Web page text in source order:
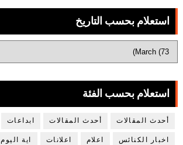
استعلام بحسب التاريخ
استعلام بحسب الفئة
أحدث المقالات أحدث المقالات ابداعات
اخبار الكنائس اعلام اعلانات اية اليوم